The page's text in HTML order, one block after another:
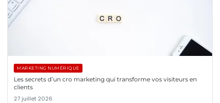
MARKETING NUMÉRIQUE
Les secrets d’un cro marketing qui transforme vos visiteurs en
clients
27 juillet 2026